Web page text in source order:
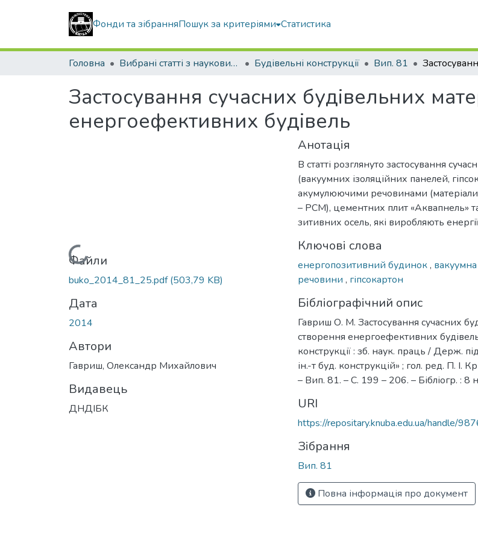
Фонди та зібранняПошук за критеріями Статистика
Головна Вибрані статті з наукових збірників КНУБА Будівельні конструкції Вип. 81
Застосування сучасних будівельних
енергоефективних будівель
Вантажиться...
Файли
buko_2014_81_25.pdf(503,79 KB)
Дата
2014
Автори
Гавриш, Олександр Михайлович
Видавець
ДНДІБК
Анотація
В статті розглянуто застосування
(вакуумних ізоляційних панелей,
акумулюючими речовинами
– РСМ), цементних плит «Аквапнель»
зитивних осель, які виробляють
Ключові слова
енергопозитивний будинок,
речовини , гіпсокартон
Бібліографічний опис
Гавриш О. М. Застосування сучасних
створення енергоефективних
конструкції : зб. наук. праць / Держ.
ін.-т буд. конструкцій» ; гол. ред. П.
– Вип. 81. – С. 199 – 206. – Бібліогр. : 8
URI
https://repositary.knuba.edu.ua/handle/
Зібрання
Вип. 81
Повна інформація про документ